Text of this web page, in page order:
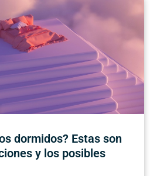
dormidos? Estas son
y los posibles